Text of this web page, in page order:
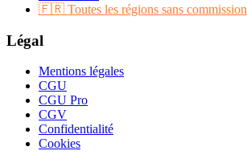
🇫🇷 Toutes les régions sans commission
Légal
Mentions légales
CGU
CGU Pro
CGV
Confidentialité
Cookies